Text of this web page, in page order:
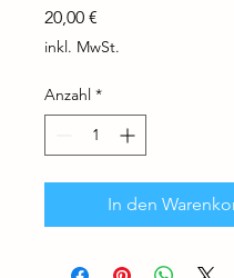
20,00 €
inkl. MwSt.
Anzahl *
In den